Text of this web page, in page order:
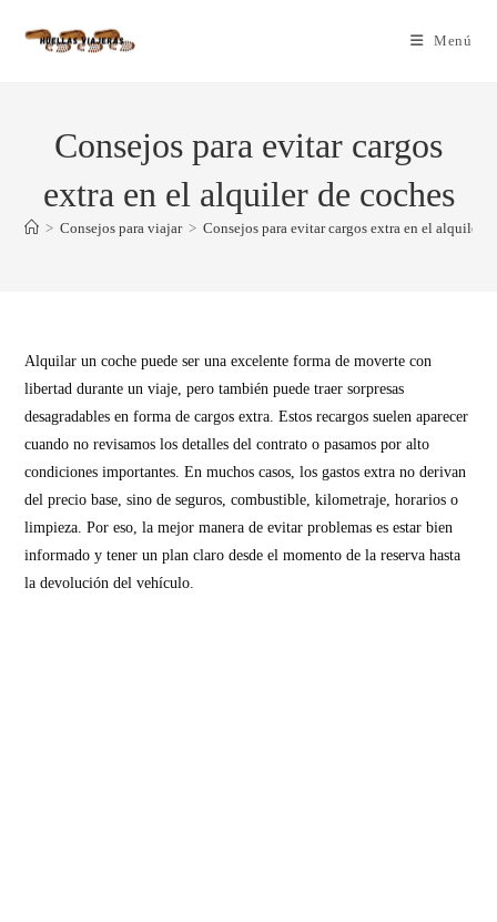
Menú
Consejos para evitar cargos
extra en el alquiler de coches
> Consejos para viajar > Consejos para evitar cargos extra en el alquiler
Alquilar un coche puede ser una excelente forma de moverte con
libertad durante un viaje, pero también puede traer sorpresas
desagradables en forma de cargos extra. Estos recargos suelen aparecer
cuando no revisamos los detalles del contrato o pasamos por alto
condiciones importantes. En muchos casos, los gastos extra no derivan
del precio base, sino de seguros, combustible, kilometraje, horarios o
limpieza. Por eso, la mejor manera de evitar problemas es estar bien
informado y tener un plan claro desde el momento de la reserva hasta
la devolución del vehículo.